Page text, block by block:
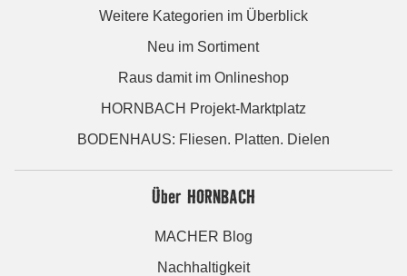
Weitere Kategorien im Überblick
Neu im Sortiment
Raus damit im Onlineshop
HORNBACH Projekt-Marktplatz
BODENHAUS: Fliesen. Platten. Dielen
Über HORNBACH
MACHER Blog
Nachhaltigkeit